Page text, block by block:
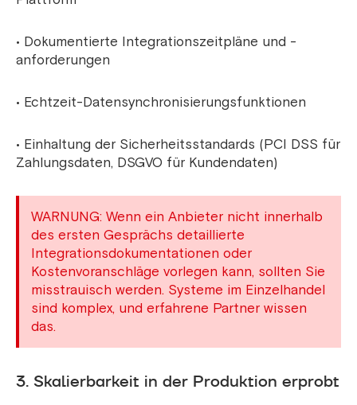
• Dokumentierte Integrationszeitpläne und -
anforderungen
• Echtzeit-Datensynchronisierungsfunktionen
• Einhaltung der Sicherheitsstandards (PCI DSS für
Zahlungsdaten, DSGVO für Kundendaten)
WARNUNG: Wenn ein Anbieter nicht innerhalb
des ersten Gesprächs detaillierte
Integrationsdokumentationen oder
Kostenvoranschläge vorlegen kann, sollten Sie
misstrauisch werden. Systeme im Einzelhandel
sind komplex, und erfahrene Partner wissen
das.
3. Skalierbarkeit in der Produktion erprobt